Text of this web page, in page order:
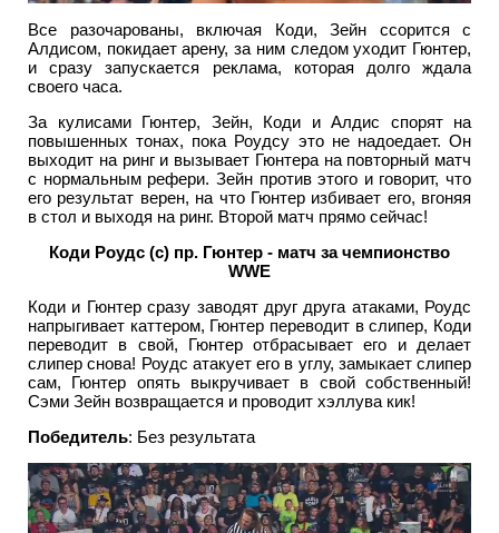
Все разочарованы, включая Коди, Зейн ссорится с
Алдисом, покидает арену, за ним следом уходит Гюнтер,
и сразу запускается реклама, которая долго ждала
своего часа.
За кулисами Гюнтер, Зейн, Коди и Алдис спорят на
повышенных тонах, пока Роудсу это не надоедает. Он
выходит на ринг и вызывает Гюнтера на повторный матч
с нормальным рефери. Зейн против этого и говорит, что
его результат верен, на что Гюнтер избивает его, вгоняя
в стол и выходя на ринг. Второй матч прямо сейчас!
Коди Роудс (с) пр. Гюнтер - матч за чемпионство
WWE
Коди и Гюнтер сразу заводят друг друга атаками, Роудс
напрыгивает каттером, Гюнтер переводит в слипер, Коди
переводит в свой, Гюнтер отбрасывает его и делает
слипер снова! Роудс атакует его в углу, замыкает слипер
сам, Гюнтер опять выкручивает в свой собственный!
Сэми Зейн возвращается и проводит хэллува кик!
Победитель: Без результата